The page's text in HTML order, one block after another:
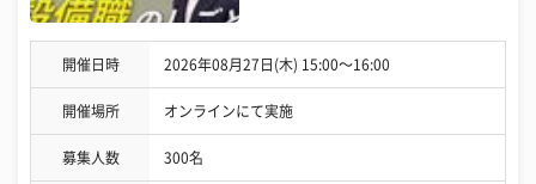
開催日時 2026年08月27日(木) 15:00〜16:00
開催場所 オンラインにて実施
募集人数 300名